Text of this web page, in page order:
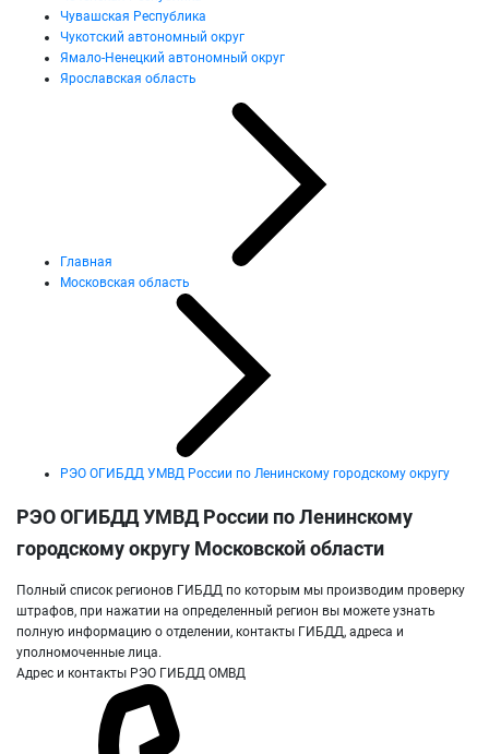
Чувашская Республика
Чукотский автономный округ
Ямало-Ненецкий автономный округ
Ярославская область
Главная
Московская область
РЭО ОГИБДД УМВД России по Ленинскому городскому округу
РЭО ОГИБДД УМВД России по Ленинскому
городскому округу Московской области
Полный список регионов ГИБДД по которым мы производим проверку
штрафов, при нажатии на определенный регион вы можете узнать
полную информацию о отделении, контакты ГИБДД, адреса и
уполномоченные лица.
Адрес и контакты РЭО ГИБДД ОМВД